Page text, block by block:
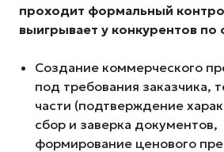
проходит формальный
выигрывает у конкурентов
Cоздание коммерческого
под требования заказчика,
части (подтверждение
сбор и заверка документов,
формирование ценового